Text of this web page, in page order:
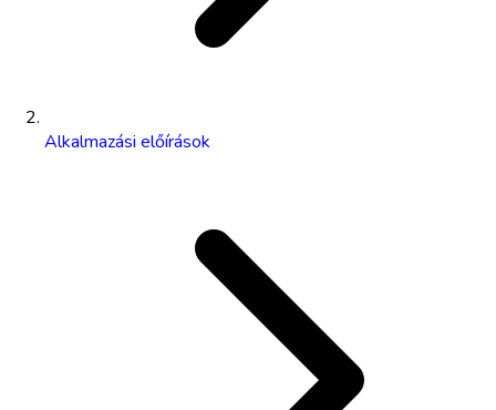
Alkalmazási előírások